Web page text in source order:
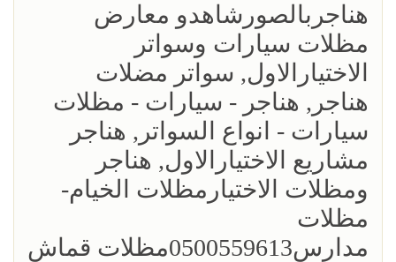
هناجربالصورشاهدو معارض
مظلات سيارات وسواتر
الاختيارالاول, سواتر مضلات
هناجر, هناجر - سيارات - مظلات
سيارات - انواع السواتر, هناجر
مشاريع الاختيارالاول, هناجر
ومظلات الاختيارمظلات الخيام-
مظلات
مدارس0500559613مظلات قماش